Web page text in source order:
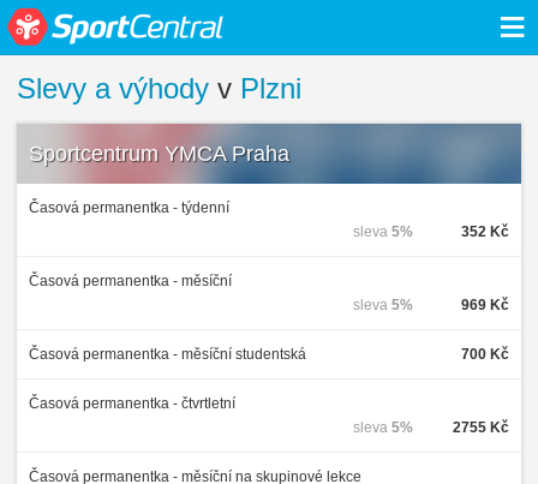
≡
Slevy a výhody v Plzni
Sportcentrum YMCA Praha
Časová permanentka - týdenní
352 Kč
sleva 5%
Časová permanentka - měsíční
969 Kč
sleva 5%
Časová permanentka - měsíční studentská 700 Kč
Časová permanentka - čtvrtletní
2755 Kč
sleva 5%
Časová permanentka - měsíční na skupinové lekce